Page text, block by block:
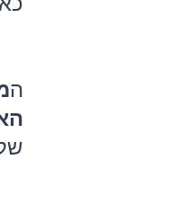
ה